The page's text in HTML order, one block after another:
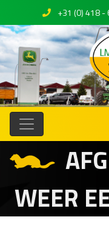
+31 (0) 418 -
WEER